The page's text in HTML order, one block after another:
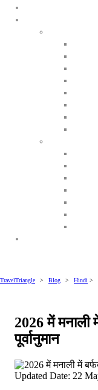
TravelTriangle > Blog > Hindi >
2026 में मनाली
पूर्वानुमान
Updated Date: 22